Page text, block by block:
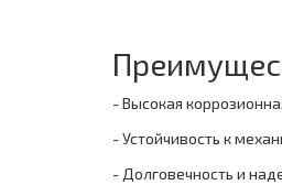
- Высокая
- Устойчивость к
- Долговечность и